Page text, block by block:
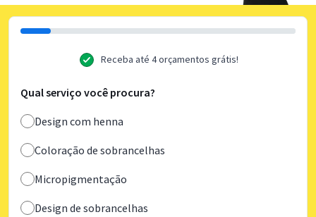
Receba até 4 orçamentos grátis!
Qual serviço você procura?
Design com henna
Coloração de sobrancelhas
Micropigmentação
Design de sobrancelhas